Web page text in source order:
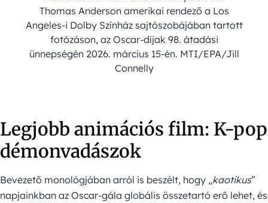
Thomas Anderson amerikai rendező a Los
Angeles-i Dolby Színház sajtószobájában tartott
fotózáson, az Oscar-díjak 98. átadási
ünnepségén 2026. március 15-én. MTI/EPA/Jill
Connelly
Legjobb animációs film: K-pop
démonvadászok
Bevezető monológjában arról is beszélt, hogy „kaotikus”
napjainkban az Oscar-gála globális összetartó erő lehet, és